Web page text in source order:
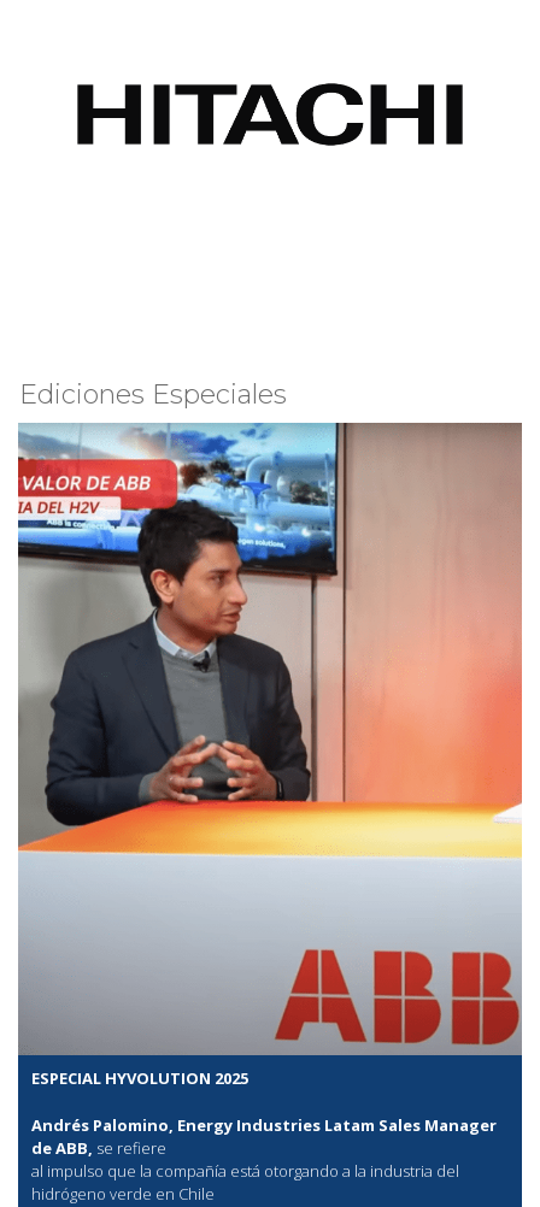
Ediciones Especiales
ESPECIAL HYVOLUTION 2025
Andrés Palomino, Energy Industries Latam Sales Manager
de ABB, se refiere
al impulso que la compañía está otorgando a la industria del
hidrógeno verde en Chile